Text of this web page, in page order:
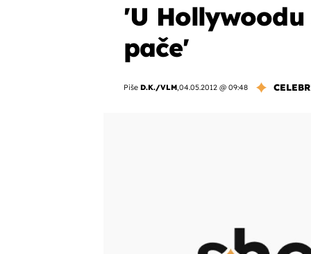
'U
pače'
Piše D.K./VLM,04.05.2012 @ 09:48